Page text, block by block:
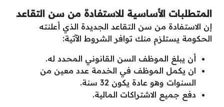
المتطلبات الأساسية للاستفادة من سن التقاعد
إن الاستفادة من سن التقاعد الجديدة الذي أعلنته
الحكومة يستلزم منك توافر الشروط الآتية:
أن يبلغ الموظف السن القانوني المحدد له.
ان يكمل الموظف في الخدمة عدد معين من
السنوات وهو عادة يكون 32 سنة.
دفع جميع الاشتراكات المالية.